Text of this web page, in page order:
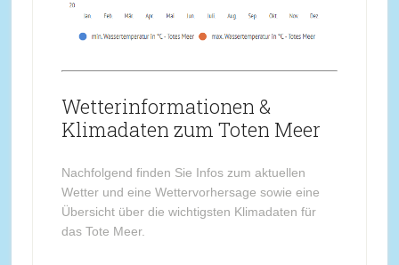
Wetterinformationen &
Klimadaten zum Toten Meer
Nachfolgend finden Sie Infos zum aktuellen
Wetter und eine Wettervorhersage sowie eine
Übersicht über die wichtigsten Klimadaten für
das Tote Meer.